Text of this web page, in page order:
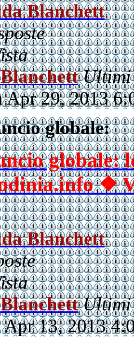
Blanchett
Ultimi
29, 2013
globale:
globale:
❖
Blanchett
Ultimi
Apr 13, 2013